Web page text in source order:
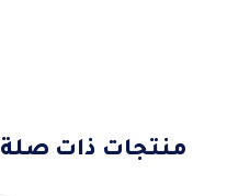
منتجات ذات صلة